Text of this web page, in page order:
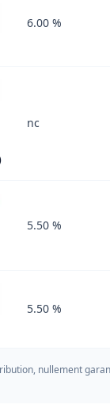
6.00 %
nc
5.50 %
5.50 %
nullement